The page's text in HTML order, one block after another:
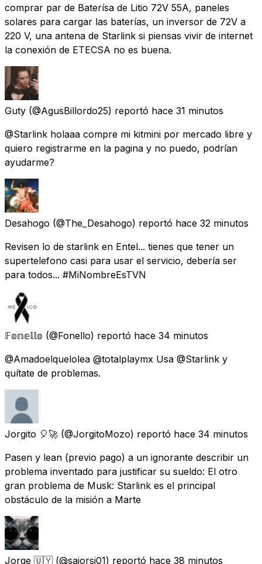
comprar par de Baterísa de Litio 72V 55A, paneles
solares para cargar las baterías, un inversor de 72V a
220 V, una antena de Starlink si piensas vivir de internet
la conexión de ETECSA no es buena.
Guty (@AgusBillordo25) reportó hace 31 minutos
@Starlink holaaa compre mi kitmini por mercado libre y
quiero registrarme en la pagina y no puedo, podrían
ayudarme?
Desahogo (@The_Desahogo) reportó hace 32 minutos
Revisen lo de starlink en Entel... tienes que tener un
supertelefono casi para usar el servicio, debería ser
para todos... #MiNombreEsTVN
𝔽𝕠𝕟𝕖𝕝𝕝𝕠 (@Fonello) reportó hace 34 minutos
@Amadoelquelolea @totalplaymx Usa @Starlink y
quítate de problemas.
Jorgito 🎈🚀 (@JorgitoMozo) reportó hace 34 minutos
Pasen y lean (previo pago) a un ignorante describir un
problema inventado para justificar su sueldo: El otro
gran problema de Musk: Starlink es el principal
obstáculo de la misión a Marte
Jorge 🇺🇾 (@sajorsi01) reportó hace 38 minutos